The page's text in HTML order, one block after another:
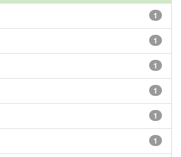
1
1
1
1
1
1